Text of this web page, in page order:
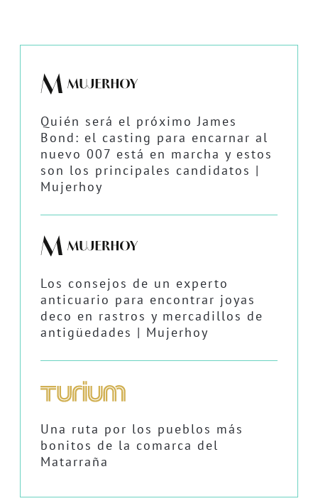
Quién será el próximo James
Bond: el casting para encarnar al
nuevo 007 está en marcha y estos
son los principales candidatos |
Mujerhoy
Los consejos de un experto
anticuario para encontrar joyas
deco en rastros y mercadillos de
antigüedades | Mujerhoy
Una ruta por los pueblos más
bonitos de la comarca del
Matarraña